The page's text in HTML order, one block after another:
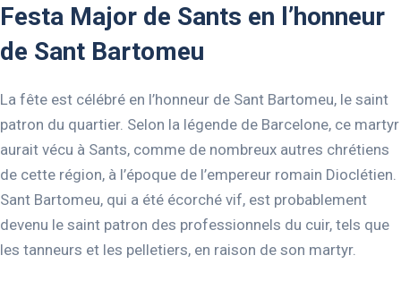
Festa Major de Sants en l’honneur
de Sant Bartomeu
La fête est célébré en l’honneur de Sant Bartomeu, le saint
patron du quartier. Selon la légende de Barcelone, ce martyr
aurait vécu à Sants, comme de nombreux autres chrétiens
de cette région, à l’époque de l’empereur romain Dioclétien.
Sant Bartomeu, qui a été écorché vif, est probablement
devenu le saint patron des professionnels du cuir, tels que
les tanneurs et les pelletiers, en raison de son martyr.